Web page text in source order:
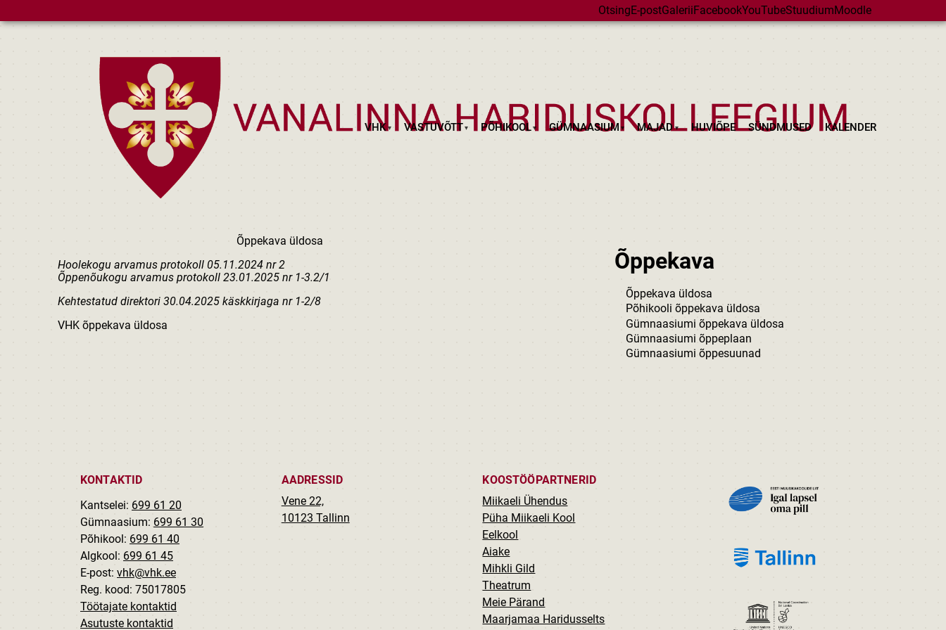
OtsingE-postGaleriiFacebookYouTubeStuudiumMoodle
VHK VASTUVÕTT PÕHIKOOL GÜMNAASIUM MAJAD HUVIÕPE SÜNDMUSED KALENDER
Õppekava üldosa
Hoolekogu arvamus protokoll 05.11.2024 nr 2
Õppenõukogu arvamus protokoll 23.01.2025 nr 1-3.2/1
Kehtestatud direktori 30.04.2025 käskkirjaga nr 1-2/8
VHK õppekava üldosa
Õppekava
Õppekava üldosa
Põhikooli õppekava üldosa
Gümnaasiumi õppekava üldosa
Gümnaasiumi õppeplaan
Gümnaasiumi õppesuunad
KONTAKTID
Kantselei: 699 61 20
Gümnaasium: 699 61 30
Põhikool: 699 61 40
Algkool: 699 61 45
E-post: vhk@vhk.ee
Reg. kood: 75017805
Töötajate kontaktid
Asutuste kontaktid
AADRESSID
Vene 22,
10123 Tallinn
KOOSTÖÖPARTNERID
Miikaeli Ühendus
Püha Miikaeli Kool
Eelkool
Aiake
Mihkli Gild
Theatrum
Meie Pärand
Maarjamaa Haridusselts
PILT
PILT
PILT